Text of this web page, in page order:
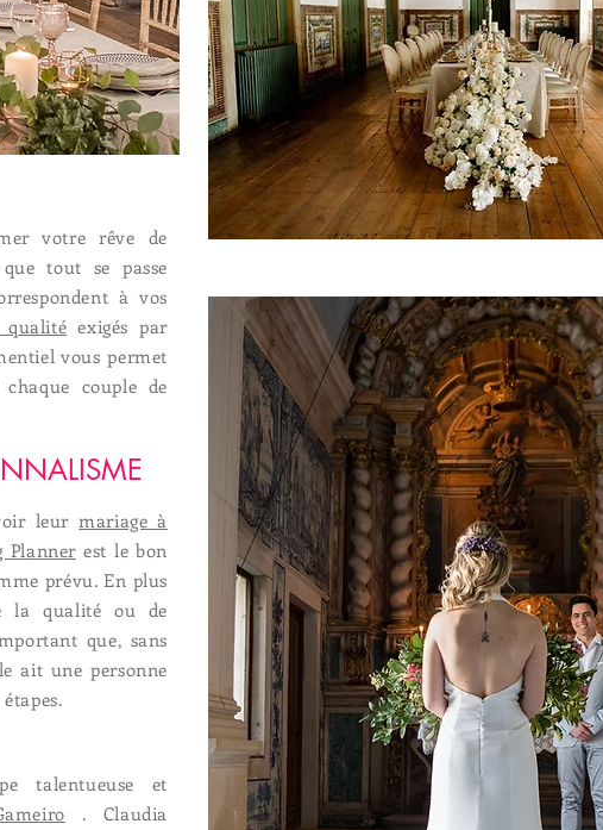
votre rêve de
tout se passe
à vos
qualité exigés par
vous permet
couple de
leurmariage à
Plannerest le bon
prévu. En plus
la qualité ou de
que, sans
ait une personne
talentueuse et
. Claudia